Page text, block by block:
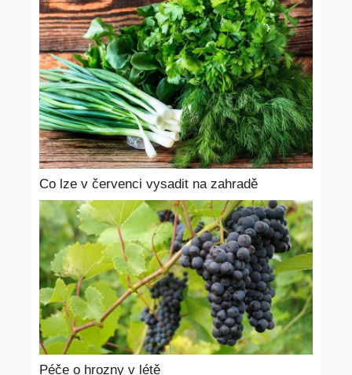
Co lze v červenci vysadit na zahradě
Péče o hrozny v létě